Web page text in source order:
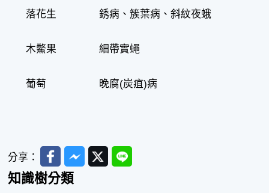
落花生 銹病、簇葉病、斜紋夜蛾
木鱉果 細帶實蠅
葡萄 晚腐(炭疽)病
分享： FacebookMessenger
TwitterLine
知識樹分類